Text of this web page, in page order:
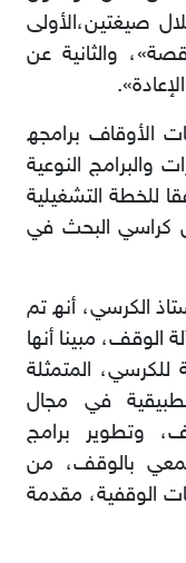
ﺻﯿﻐﺘﯿﻦ،اﻷوﻟﻰ
واﻟﺜﺎﻧﯿﺔ ﻋﻦ
اﻷوﻗﺎف ﺑﺮاﻣﺠﮫ
اﻟﻤﻨﺠﺰات واﻟﺒﺮاﻣﺞ اﻟﻨﻮﻋﯿﺔ
ﻟﻠﺨﻄﺔ اﻟﺘﺸﻐﯿﻠﯿﺔ
ﻛﺮاﺳﻲ اﻟﺒﺤﺚ ﻓﻲ
اﻟﻜﺮﺳﻲ، أﻧﮫ ﺗﻢ
ﺑﻤﺴﺄﻟﺔ اﻟﻮﻗﻒ، ﻣﺒﯿﻨﺎ أﻧﮭﺎ
ﻟﻠﻜﺮﺳﻲ، اﻟﻤﺘﻤﺜﻠﺔ
ﻓﻲ ﻣﺠﺎل
وﺗﻄﻮﯾﺮ ﺑﺮاﻣﺞ
ﺑﺎﻟﻮﻗﻒ، ﻣﻦ
اﻟﻮﻗﻔﯿﺔ، ﻣﻘﺪﻣﺔ